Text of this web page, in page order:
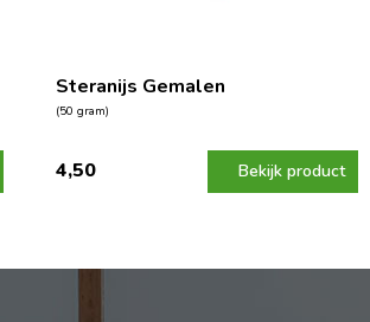
Steranijs Gemalen
(50 gram)
4,50 Bekijk product